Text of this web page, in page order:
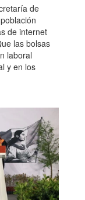
de
de internet
las bolsas
laboral
y en los